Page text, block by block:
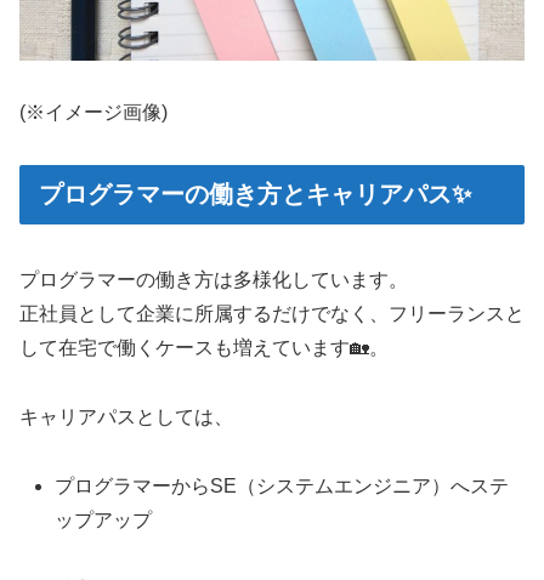
(※イメージ画像)
プログラマーの働き方とキャリアパス✨
プログラマーの働き方は多様化しています。
正社員として企業に所属するだけでなく、フリーランスと
して在宅で働くケースも増えています🏡。
キャリアパスとしては、
プログラマーからSE（システムエンジニア）へステ
ップアップ